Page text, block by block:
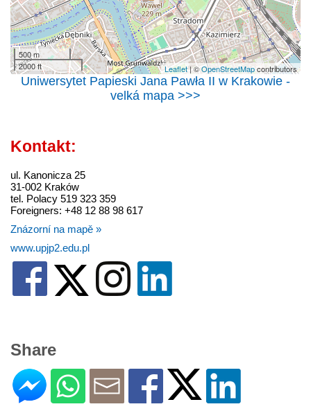
500 m
2000 ft
Leaflet| ©OpenStreetMapcontributors
Uniwersytet Papieski Jana Pawła II w Krakowie -
velká mapa >>>
Kontakt:
ul. Kanonicza 25
31-002 Kraków
tel. Polacy 519 323 359
Foreigners: +48 12 88 98 617
Znázorní na mapě »
www.upjp2.edu.pl
Share